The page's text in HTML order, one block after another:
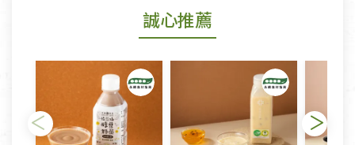
若您購買的商品有下列「不適用七天鑑賞期商品」情
形者，除商品瑕疵以外，恕不接受退換貨.
依消保法之規定提供該商品七天免費鑑賞期(含例假
日)的服務，原則上若商品未經使用或被汙損(除商品
瑕疵)，一般皆可申請退換貨。
誠心推薦